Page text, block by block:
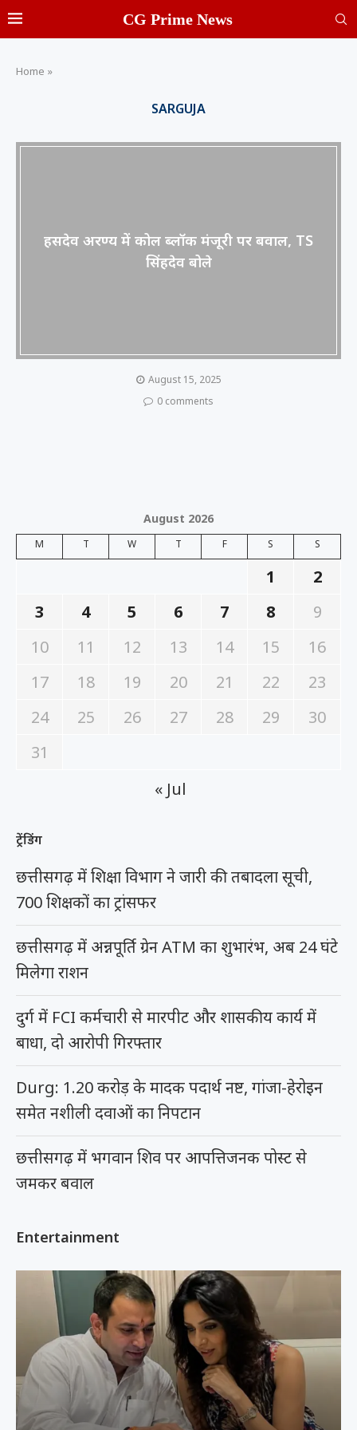
CG Prime News
Home »
SARGUJA
हसदेव अरण्य में कोल ब्लॉक मंजूरी पर बवाल, TS
सिंहदेव बोले
August 15, 2025
0 comments
August 2026
M T W T F S S
1
2
3
4 5 6 7 8
9
10
11 12 13 14 15
16
17
18 19 20 21 22
23
24
25 26 27 28 29
30
31
« Jul
ट्रेंडिंग
छत्तीसगढ़ में शिक्षा विभाग ने जारी की तबादला सूची,
700 शिक्षकों का ट्रांसफर
छत्तीसगढ़ में अन्नपूर्ति ग्रेन ATM का शुभारंभ, अब 24 घंटे
मिलेगा राशन
दुर्ग में FCI कर्मचारी से मारपीट और शासकीय कार्य में
बाधा, दो आरोपी गिरफ्तार
Durg: 1.20 करोड़ के मादक पदार्थ नष्ट, गांजा-हेरोइन
समेत नशीली दवाओं का निपटान
छत्तीसगढ़ में भगवान शिव पर आपत्तिजनक पोस्ट से
जमकर बवाल
Entertainment